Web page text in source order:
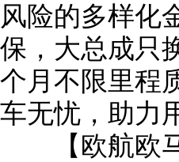
风险的多样化
保，大总成只
个月不限里程
车无忧，助力
【欧航欧马